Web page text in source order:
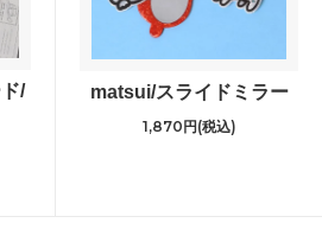
/
matsui/スライドミラー
1,870円(税込)